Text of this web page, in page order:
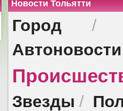
Новости Тольятти
Город
Автоновости
Звезды /